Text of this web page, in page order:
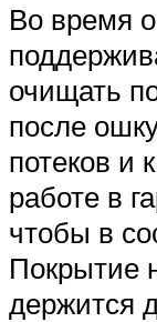
Во время
очищать
после
потеков и
работе в
чтобы в
Покрытие
держится